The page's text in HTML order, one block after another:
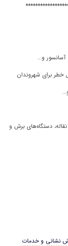
دستگاه‌های برش و
نشانی و خدمات